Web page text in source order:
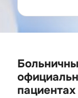
пациентах